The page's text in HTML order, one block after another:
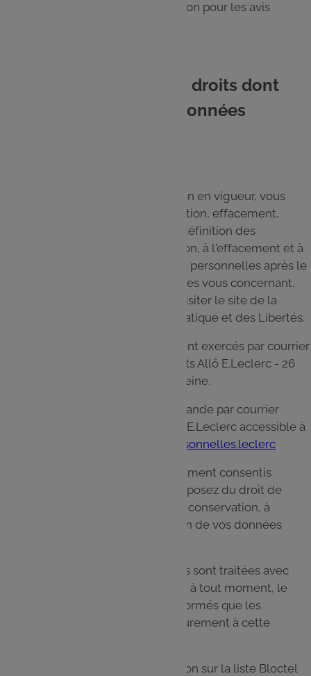
jusqu’à demande de suppression pour les avis
8. Comment exercer les droits dont
vous disposez sur vos données
Conformément à la réglementation en vigueur, vous
disposez de droits (accès, rectification, effacement,
opposition, limitation, portabilité, définition des
directives relatives à la conservation, à l'effacement et à
la communication de vos données personnelles après le
décès) sur les données personnelles vous concernant.
Pour en savoir plus, vous pouvez visiter le site de la
Commission Nationale de l’Informatique et des Libertés.
Ces droits peuvent être directement exercés par courrier
à l'adresse suivante : Service Clients Allô E.Leclerc - 26
quai Marcel Boyer 94200 Ivry sur Seine.
Vous pouvez aussi faire votre demande par courrier
électronique via le formulaire Allô E.Leclerc accessible à
http://www.donneespersonnelles.leclerc
Les droits qui vous sont précédemment consentis
s'éteignent à votre décès. Vous disposez du droit de
définir des directives relatives à la conservation, à
l'effacement et à la communication de vos données
Lorsque vos données personnelles sont traitées avec
votre consentement, vous pouvez, à tout moment, le
révoquer. Vous êtes cependant informés que les
traitements mis en œuvre antérieurement à cette
Vous disposez d’un droit d’inscription sur la liste Bloctel